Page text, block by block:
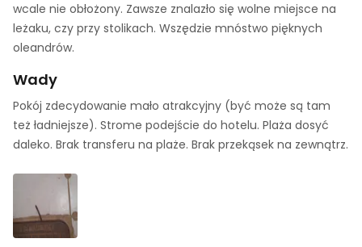
wcale nie obłożony. Zawsze znalazło się wolne miejsce na
leżaku, czy przy stolikach. Wszędzie mnóstwo pięknych
oleandrów.
Wady
Pokój zdecydowanie mało atrakcyjny (być może są tam
też ładniejsze). Strome podejście do hotelu. Plaża dosyć
daleko. Brak transferu na plaże. Brak przekąsek na zewnątrz.